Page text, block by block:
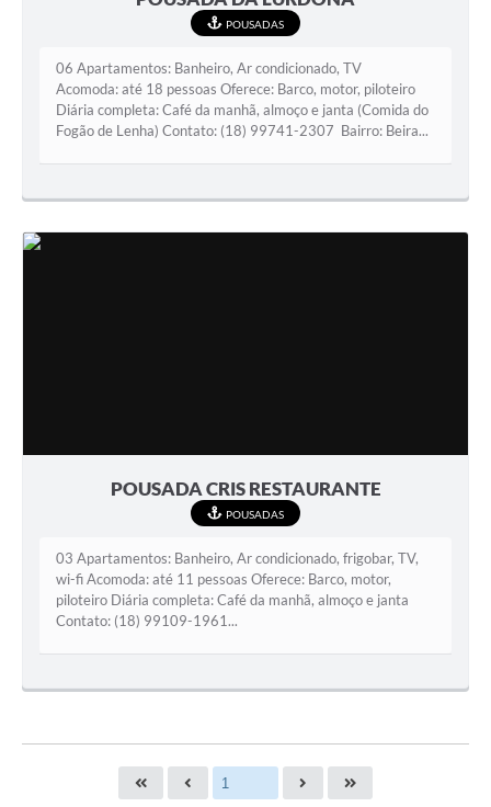
POUSADAS
06 Apartamentos: Banheiro, Ar condicionado, TV
Acomoda: até 18 pessoas Oferece: Barco, motor, piloteiro
Diária completa: Café da manhã, almoço e janta (Comida do
Fogão de Lenha) Contato: (18) 99741-2307 Bairro: Beira...
POUSADA CRIS RESTAURANTE
POUSADAS
03 Apartamentos: Banheiro, Ar condicionado, frigobar, TV,
wi-fi Acomoda: até 11 pessoas Oferece: Barco, motor,
piloteiro Diária completa: Café da manhã, almoço e janta
Contato: (18) 99109-1961...